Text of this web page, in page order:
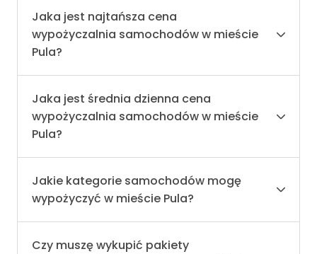
Jaka jest najtańsza cena
wypożyczalnia samochodów w mieście
Pula?
Jaka jest średnia dzienna cena
wypożyczalnia samochodów w mieście
Pula?
Jakie kategorie samochodów mogę
wypożyczyć w mieście Pula?
Czy muszę wykupić pakiety